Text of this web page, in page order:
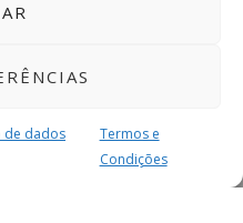
de dados
Termos e
Condições